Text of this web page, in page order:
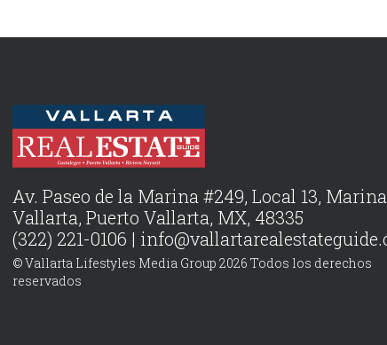
Av. Paseo de la Marina #249, Local 13, Marina
Vallarta, Puerto Vallarta, MX, 48335
(322) 221-0106 |
© Vallarta Lifestyles Media Group 2026 Todos los derechos
reservados